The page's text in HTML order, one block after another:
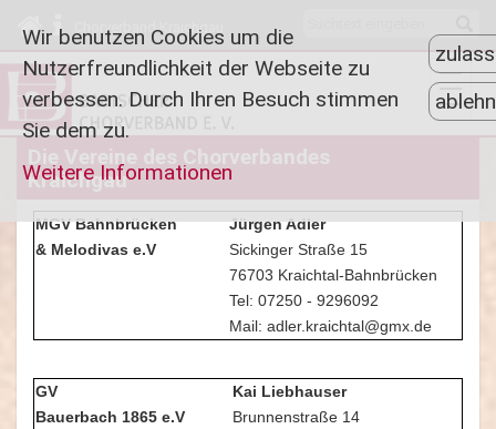
Chorverband Kraichgau
Die Vereine des Chorverbandes
Kraichgau
MGV Bahnbrücken
Jürgen Adler
& Melodivas e.V
Sickinger Straße 15
76703 Kraichtal-Bahnbrücken
Tel: 07250 - 9296092
Mail: adler.kraichtal@gmx.de
GV
Kai Liebhauser
Bauerbach 1865 e.V
Brunnenstraße 14
Wir benutzen Cookies um die
Nutzerfreundlichkeit der Webseite zu
verbessen. Durch Ihren Besuch stimmen
Sie dem zu.
Weitere Informationen